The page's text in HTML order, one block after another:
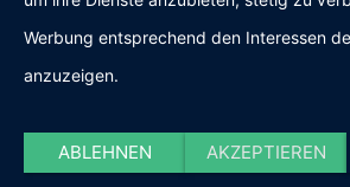
Werbung entsprechend den Interessen
anzuzeigen.
ABLEHNEN AKZEPTIEREN